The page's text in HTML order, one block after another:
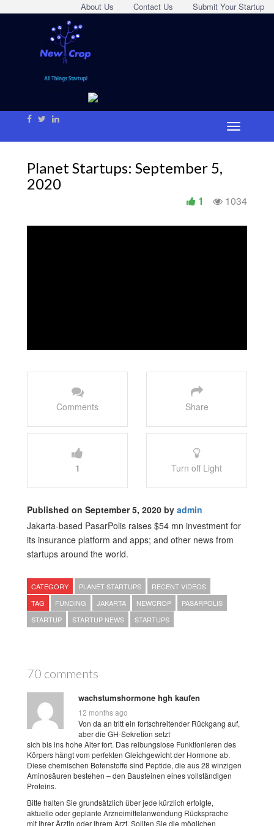
Submit Your Startup
Contact Us
About Us
Planet Startups: September 5,
2020
1034
1
Comments Share
1 Turn off Light
Published on September 5, 2020 by admin
Jakarta-based PasarPolis raises $54 mn investment for
its insurance platform and apps; and other news from
startups around the world.
CATEGORY PLANET STARTUPS
RECENT VIDEOS
TAG
FUNDING JAKARTA NEWCROP
PASARPOLIS
STARTUP
STARTUP NEWS STARTUPS
70 comments
wachstumshormone hgh kaufen
12 months ago
Von da an tritt ein fortschreitender Rückgang auf,
aber die GH-Sekretion setzt
sich bis ins hohe Alter fort. Das reibungslose Funktionieren des
Körpers hängt vom perfekten Gleichgewicht der Hormone ab.
Diese chemischen Botenstoffe sind Peptide, die aus 28 winzigen
Aminosäuren bestehen – den Bausteinen eines vollständigen
Proteins.
Bitte halten Sie grundsätzlich über jede kürzlich erfolgte,
aktuelle oder geplante Arzneimittelanwendung Rücksprache
mit Ihrer Ärztin oder Ihrem Arzt. Sollten Sie die möglichen